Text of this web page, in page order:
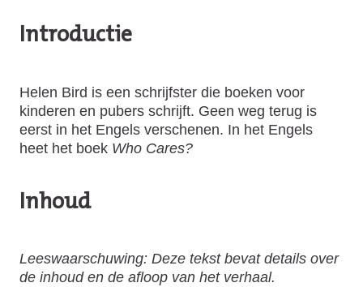
Introductie
Helen Bird is een schrijfster die boeken voor
kinderen en pubers schrijft. Geen weg terug is
eerst in het Engels verschenen. In het Engels
heet het boek Who Cares?
Inhoud
Leeswaarschuwing: Deze tekst bevat details over
de inhoud en de afloop van het verhaal.